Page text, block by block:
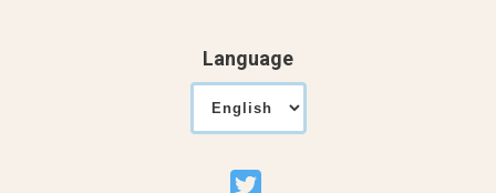
Language